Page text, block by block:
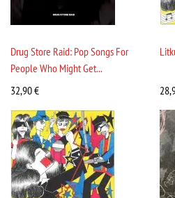
Drug Store Raid: Pop Songs For
People Who Might Get...
32,90€